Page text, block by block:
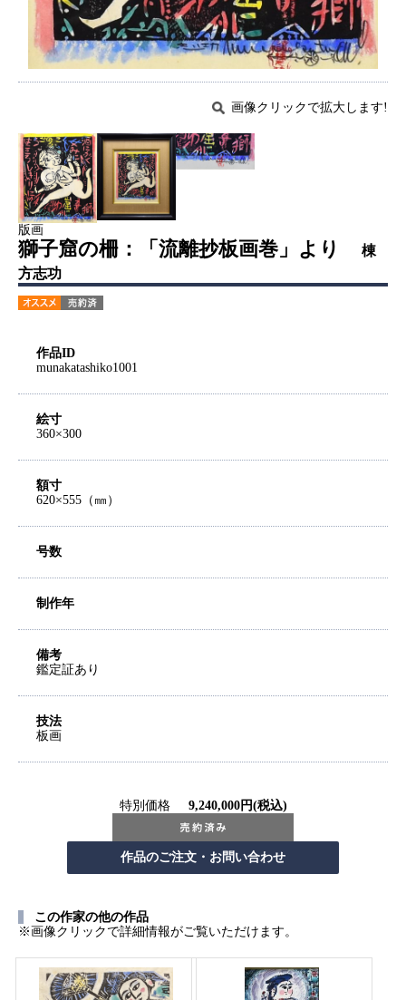
画像クリックで拡大します!
版画
獅子窟の柵：「流離抄板画巻」より
棟
方志功
作品ID
munakatashiko1001
絵寸
360×300
額寸
620×555（㎜）
号数
制作年
備考
鑑定証あり
技法
板画
特別価格 9,240,000円(税込)
この作家の他の作品
※画像クリックで詳細情報がご覧いただけます。